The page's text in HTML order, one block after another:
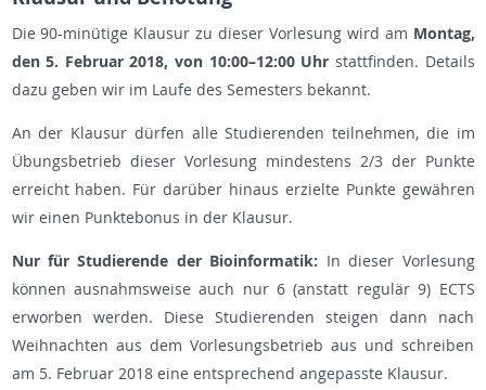
Die 90-minütige Klausur zu dieser Vorlesung wird am Montag,
den 5. Februar 2018, von 10:00–12:00 Uhr stattfinden. Details
dazu geben wir im Laufe des Semesters bekannt.
An der Klausur dürfen alle Studierenden teilnehmen, die im
Übungsbetrieb dieser Vorlesung mindestens 2/3 der Punkte
erreicht haben. Für darüber hinaus erzielte Punkte gewähren
wir einen Punktebonus in der Klausur.
Nur für Studierende der Bioinformatik: In dieser Vorlesung
können ausnahmsweise auch nur 6 (anstatt regulär 9) ECTS
erworben werden. Diese Studierenden steigen dann nach
Weihnachten aus dem Vorlesungsbetrieb aus und schreiben
am 5. Februar 2018 eine entsprechend angepasste Klausur.